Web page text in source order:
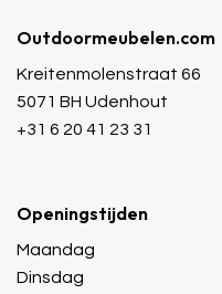
Outdoormeubelen.com
Kreitenmolenstraat 66
5071 BH Udenhout
+31 6 20 41 23 31
Openingstijden
Maandag
Dinsdag